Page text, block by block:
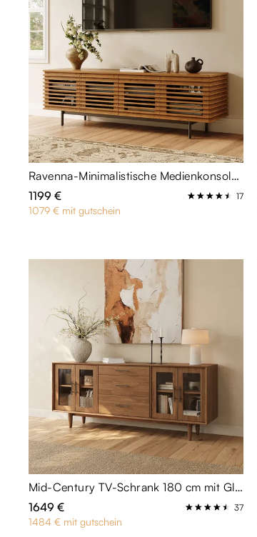
Ravenna-Minimalistische Medienkonsole 180 cm in Walnuss-Optik - Soundbar-kompatibel
1199 €
17
1079 € mit gutschein
Mid-Century TV-Schrank 180 cm mit Glastüren
1649 €
37
1484 € mit gutschein